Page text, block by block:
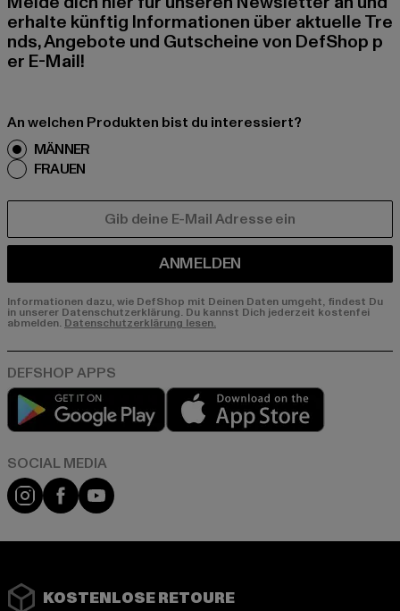
erhalte künftig Informationen über aktuelle Tre
nds, Angebote und Gutscheine von DefShop p
er E-Mail!
An welchen Produkten bist du interessiert?
MÄNNER
FRAUEN
ANMELDEN
Informationen dazu, wie DefShop mit Deinen Daten umgeht, findest Du
in unserer Datenschutzerklärung. Du kannst Dich jederzeit kostenfei
abmelden. Datenschutzerklärung lesen.
Play market
Instagram
FacebookYouTube
KOSTENLOSE RETOURE